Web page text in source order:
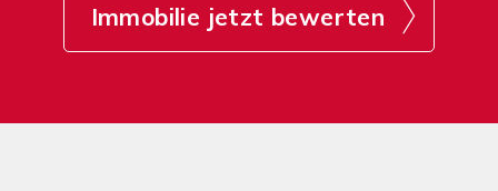
Immobilie jetzt bewerten